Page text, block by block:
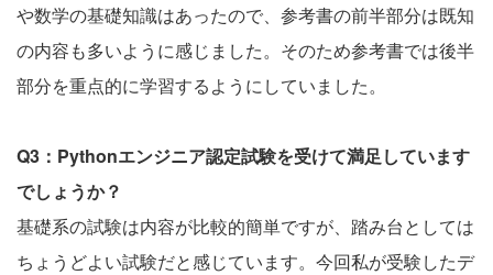
や数学の基礎知識はあったので、参考書の前半部分は既知
の内容も多いように感じました。そのため参考書では後半
部分を重点的に学習するようにしていました。
Q3：Pythonエンジニア認定試験を受けて満足しています
でしょうか？
基礎系の試験は内容が比較的簡単ですが、踏み台としては
ちょうどよい試験だと感じています。今回私が受験したデ